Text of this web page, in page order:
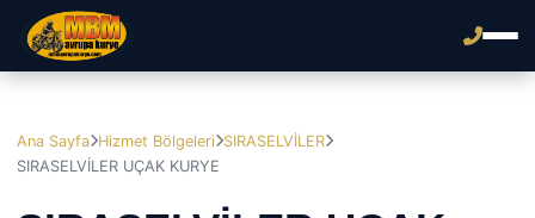
Ana Sayfa Hizmet Bölgeleri SIRASELVİLER
SIRASELVİLER UÇAK KURYE